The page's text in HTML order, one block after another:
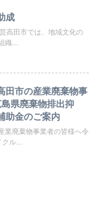
成
高田市では、地域文化の
織...
田市の産業廃棄物事
県廃棄物排出抑
助金のご案内
業廃棄物事業者の皆様へ令
クル...